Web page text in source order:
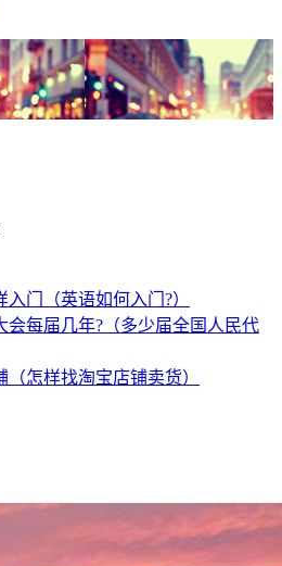
门（英语如何入门?）
会每届几年?（多少届全国人民代
（怎样找淘宝店铺卖货）